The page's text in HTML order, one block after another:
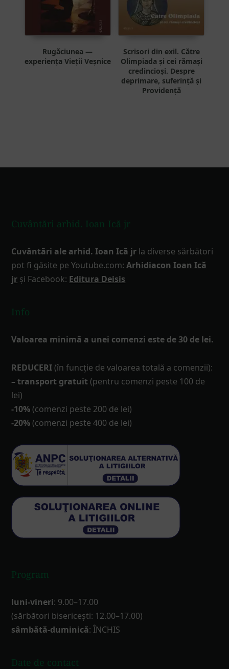
Rugăciunea —
experiența Vieții Veșnice
Scrisori din exil. Către
Olimpiada și cei rămași
credincioși. Despre
deprimare, suferință și
Providență
Cuvântări arhid. Ioan Ică jr
Cuvântări ale arhid. Ioan Ică jr la diverse sărbători
pot fi găsite pe Youtube.com:Arhidiacon Ioan Ică
jr și Facebook: Editura Deisis
Info
Valoarea minimă a unei comenzi este de 30 de lei.
REDUCERI (în funcţie de valoarea totală a comenzii):
– transport gratuit (pentru comenzi peste 100 de
lei)
-10% (comenzi peste 200 de lei)
-20% (comenzi peste 400 de lei)
Program
luni-vineri: 9.00–17.00
(sărbători bisericești: 12.00–17.00)
sâmbătă-duminică: ÎNCHIS
Date de contact